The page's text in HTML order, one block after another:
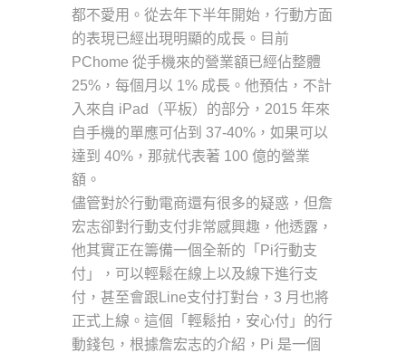
都不愛用。從去年下半年開始，行動方面
的表現已經出現明顯的成長。目前
PChome 從手機來的營業額已經佔整體
25%，每個月以 1% 成長。他預估，不計
入來自 iPad（平板）的部分，2015 年來
自手機的單應可佔到 37-40%，如果可以
達到 40%，那就代表著 100 億的營業
額。
儘管對於行動電商還有很多的疑惑，但詹
宏志卻對行動支付非常感興趣，他透露，
他其實正在籌備一個全新的「Pi行動支
付」，可以輕鬆在線上以及線下進行支
付，甚至會跟Line支付打對台，3 月也將
正式上線。這個「輕鬆拍，安心付」的行
動錢包，根據詹宏志的介紹，Pi 是一個